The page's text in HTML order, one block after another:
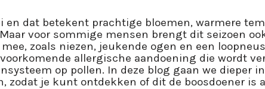
en dat betekent prachtige bloemen, warmere
voor sommige mensen brengt dit seizoen
zoals niezen, jeukende ogen en een
allergische aandoening die wordt
op pollen. In deze blog gaan we dieper
zodat je kunt ontdekken of dit de boosdoener is